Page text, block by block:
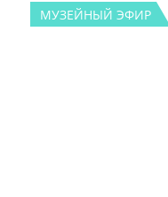
МУЗЕЙНЫЙ ЭФИР